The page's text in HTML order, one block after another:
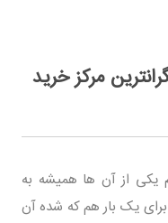
مرکز خرید
یکی از آن ها همیشه به
یک بار هم که شده آن